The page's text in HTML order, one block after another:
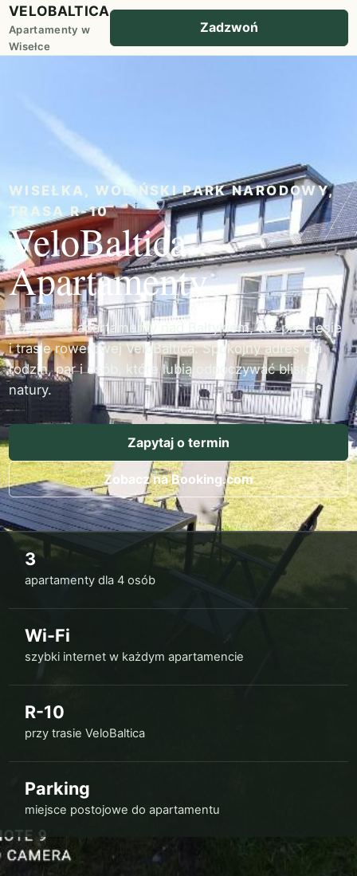
VELOBALTICA
Apartamenty w
Wisełce
Zadzwoń
WISEŁKA, WOLIŃSKI PARK NARODOWY,
TRASA R-10
VeloBaltica
Apartamenty
Trzy jasne apartamenty nad Bałtykiem, tuż przy lesie
i trasie rowerowej VeloBaltica. Spokojny adres dla
rodzin, par i osób, które lubią odpoczywać blisko
natury.
Zapytaj o termin
Zobacz na Booking.com
3
apartamenty dla 4 osób
Wi-Fi
szybki internet w każdym apartamencie
R-10
przy trasie VeloBaltica
Parking
miejsce postojowe do apartamentu